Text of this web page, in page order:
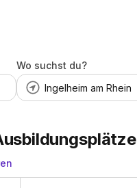
Wo suchst du?